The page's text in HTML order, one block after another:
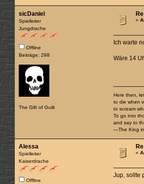
sicDaniel
Spielleiter
Jungdrache
Offline
Beiträge: 298
The Gift of Guilt
«
Ich warte
Wäre 14
Here then,
to die when
to scream
To go into
and say to
—The King in
Alessa
Spielleiter
Kaiserdrache
Offline
«
Jup, sollte